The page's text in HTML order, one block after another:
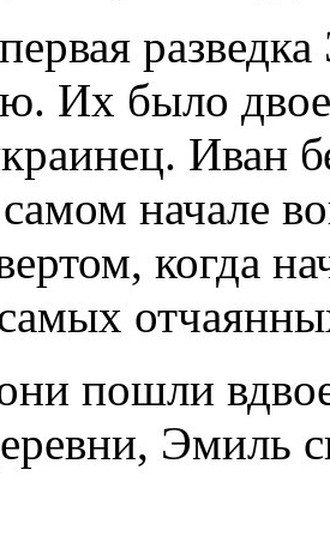
Их было
Иван
начале
когда
пошли
Эмиль